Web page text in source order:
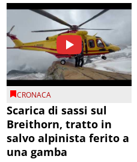
CRONACA
Scarica di sassi sul
Breithorn, tratto in
salvo alpinista ferito a
una gamba